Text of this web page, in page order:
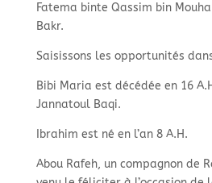
Fatema binte Qassim bin
Bakr.
Saisissons les opportunités
Bibi Maria est décédée en 16
Jannatoul Baqi.
Ibrahim est né en l’an 8 A.H.
Abou Rafeh, un compagnon de